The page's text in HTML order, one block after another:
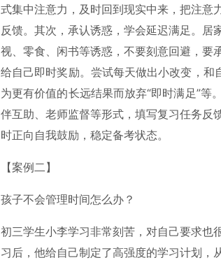
式集中注意力，及时回到现实中来，把注意
反馈。其次，承认诱惑，学会延迟满足。
视、零食、闲书等诱惑，不要刻意回避，要
给自己即时奖励。尝试每天做出小改变，和
为更有价值的长远结果而放弃“即时满足”
伴互助、老师监督等形式，填写复习任务反
时正向自我鼓励，稳定备考状态。
【案例二】
孩子不会管理时间怎么办？
初三学生小李学习非常刻苦，对自己要求也
习后，他给自己制定了高强度的学习计划